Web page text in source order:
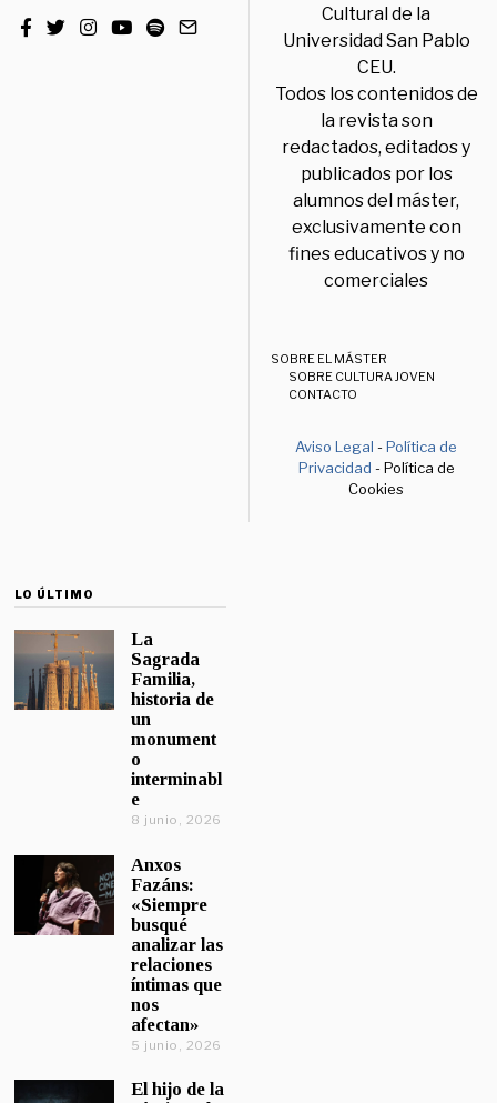
Cultural de la
Universidad San Pablo
CEU.
Todos los contenidos de
la revista son
redactados, editados y
publicados por los
alumnos del máster,
exclusivamente con
fines educativos y no
comerciales
SOBRE EL MÁSTER
SOBRE CULTURA JOVEN
CONTACTO
Aviso Legal -Política de
Privacidad - Política de
Cookies
LO ÚLTIMO
La
Sagrada
Familia,
historia de
un
monument
o
interminabl
e
8 junio, 2026
Anxos
Fazáns:
«Siempre
busqué
analizar las
relaciones
íntimas que
nos
afectan»
5 junio, 2026
El hijo de la